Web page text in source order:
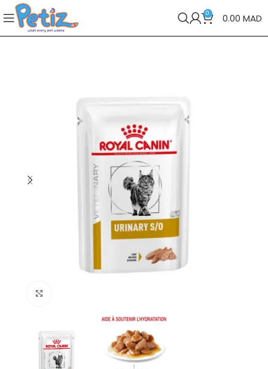
0 0.00 MAD